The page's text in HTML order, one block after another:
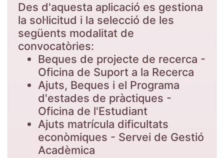
Des d'aquesta aplicació es gestiona
la sol·licitud i la selecció de les
següents modalitat de
convocatòries:
Beques de projecte de recerca -
Oficina de Suport a la Recerca
Ajuts, Beques i el Programa
d'estades de pràctiques -
Oficina de l'Estudiant
Ajuts matrícula dificultats
econòmiques - Servei de Gestió
Acadèmica